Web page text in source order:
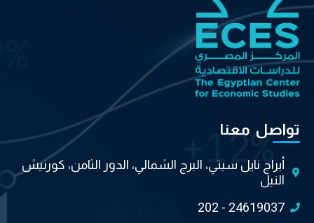
تواصل معنا
أبراج نايل سيتي، البرج الشمالي، الدور الثامن، كورنيش
النيل
202 - 24619037